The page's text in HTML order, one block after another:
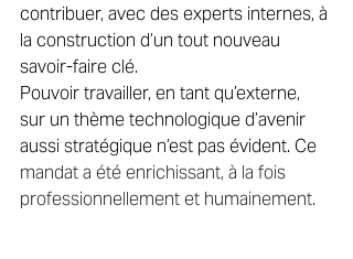
contribuer, avec des experts internes, à
la construction d’un tout nouveau
savoir-faire clé.
Pouvoir travailler, en tant qu’externe,
sur un thème technologique d’avenir
aussi stratégique n’est pas évident. Ce
mandat a été enrichissant, à la fois
professionnellement et humainement.